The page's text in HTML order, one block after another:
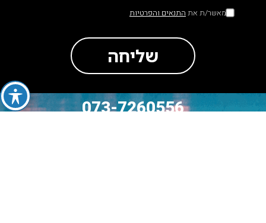
מאשר/ת את התנאים והפרטיות
שליחה
073-7260556 סה״כ לתשלום